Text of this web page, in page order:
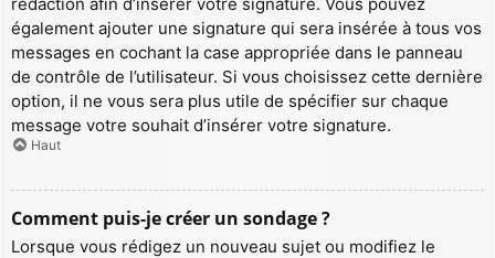
également ajouter une signature qui sera insérée à tous vos
messages en cochant la case appropriée dans le panneau
de contrôle de l’utilisateur. Si vous choisissez cette dernière
option, il ne vous sera plus utile de spécifier sur chaque
message votre souhait d’insérer votre signature.
Haut
Comment puis-je créer un sondage ?
Lorsque vous rédigez un nouveau sujet ou modifiez le